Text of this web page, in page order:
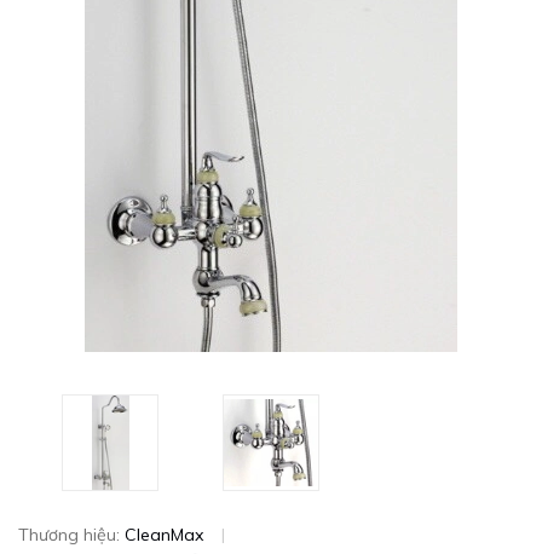
Thương hiệu: CleanMax |